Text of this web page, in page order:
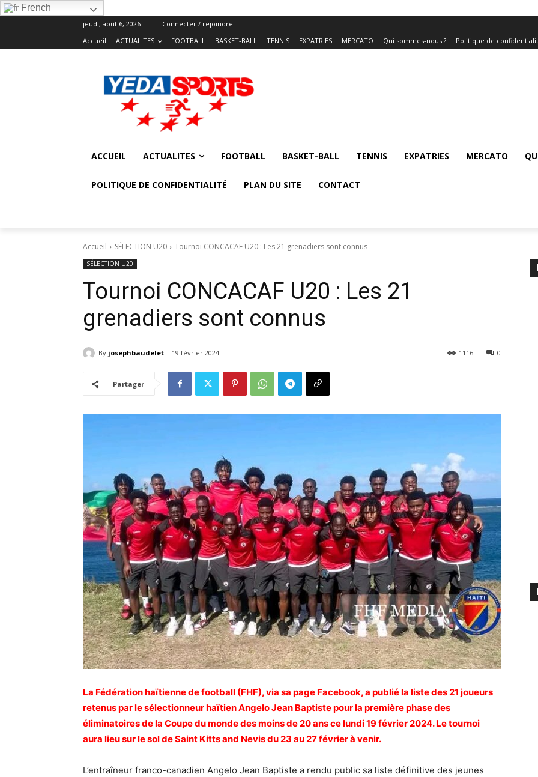
French
jeudi, août 6, 2026
Connecter / rejoindre
Accueil
ACTUALITES FOOTBALL BASKET-BALL TENNIS EXPATRIES MERCATO Qui sommes-nous ? Politique de
ACCUEIL ACTUALITES FOOTBALL BASKET-BALL TENNIS EXPATRIES MERCATO
POLITIQUE DE CONFIDENTIALITÉ PLAN DU SITE CONTACT
Accueil SÉLECTION U20 Tournoi CONCACAF U20 : Les 21 grenadiers sont connus
SÉLECTION U20
Tournoi CONCACAF U20 : Les 21
grenadiers sont connus
By josephbaudelet 19 février 2024 0
1116
Partager
La Fédération haïtienne de football (FHF), via sa page Facebook, a publié la liste des 21 joueurs
retenus par le sélectionneur haïtien Angelo Jean Baptiste pour la première phase des
éliminatoires de la Coupe du monde des moins de 20 ans ce lundi 19 février 2024. Le tournoi
aura lieu sur le sol de Saint Kitts and Nevis du 23 au 27 février à venir.
L’entraîneur franco-canadien Angelo Jean Baptiste a rendu public sa liste définitive des jeunes